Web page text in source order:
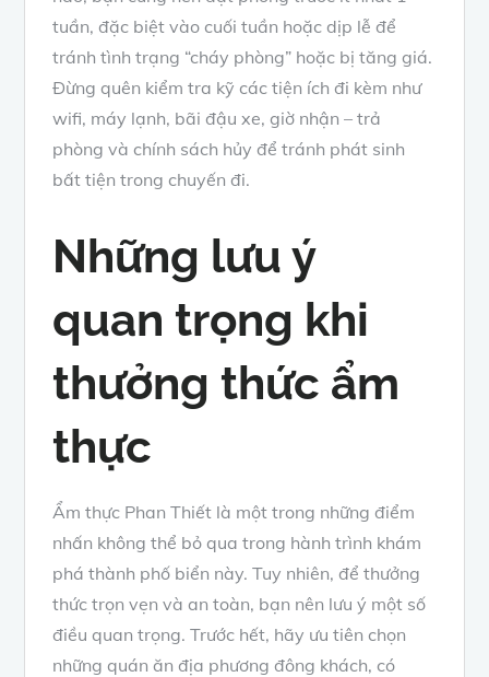
tuần, đặc biệt vào cuối tuần hoặc dịp lễ để
tránh tình trạng “cháy phòng” hoặc bị tăng giá.
Đừng quên kiểm tra kỹ các tiện ích đi kèm như
wifi, máy lạnh, bãi đậu xe, giờ nhận – trả
phòng và chính sách hủy để tránh phát sinh
bất tiện trong chuyến đi.
Những lưu ý
quan trọng khi
thưởng thức ẩm
thực
Ẩm thực Phan Thiết là một trong những điểm
nhấn không thể bỏ qua trong hành trình khám
phá thành phố biển này. Tuy nhiên, để thưởng
thức trọn vẹn và an toàn, bạn nên lưu ý một số
điều quan trọng. Trước hết, hãy ưu tiên chọn
những quán ăn địa phương đông khách, có